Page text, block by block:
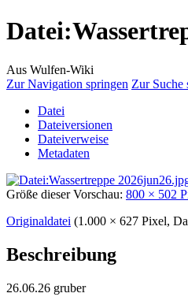
Datei:
Aus Wulfen-Wiki
Zur Navigation springen Zur Suche
Datei
Dateiversionen
Dateiverweise
Metadaten
Größe dieser Vorschau: 800 × 502
Originaldatei (1.000 × 627 Pixel,
Beschreibung
26.06.26 gruber